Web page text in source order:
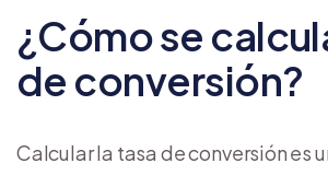
¿Cómo se
de conversión?
Calcular la tasa de conversión es